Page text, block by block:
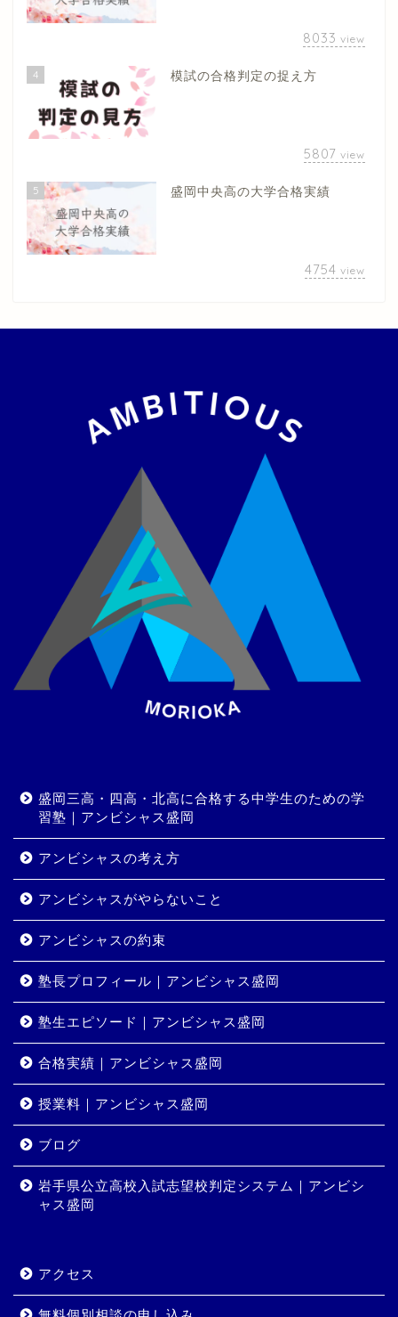
8033 view
4 模試の合格判定の捉え方
5807 view
5 盛岡中央高の大学合格実績
4754 view
盛岡三高・四高・北高に合格する中学生のための学
習塾｜アンビシャス盛岡
アンビシャスの考え方
アンビシャスがやらないこと
アンビシャスの約束
塾長プロフィール｜アンビシャス盛岡
塾生エピソード｜アンビシャス盛岡
合格実績｜アンビシャス盛岡
授業料｜アンビシャス盛岡
ブログ
岩手県公立高校入試志望校判定システム｜アンビシ
ャス盛岡
アクセス
コース・料金
岩手県公立高校入試志望校
判定システム｜アンビシャ